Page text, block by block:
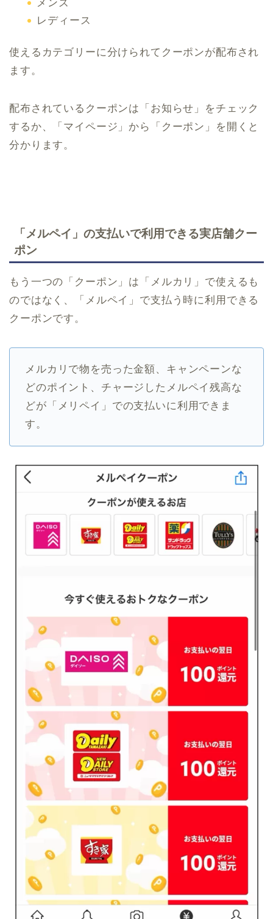
メンズ
レディース
使えるカテゴリーに分けられてクーポンが配布され
ます。
配布されているクーポンは「お知らせ」をチェック
するか、「マイページ」から「クーポン」を開くと
分かります。
「メルペイ」の支払いで利用できる実店舗クー
ポン
もう一つの「クーポン」は「メルカリ」で使えるも
のではなく、「メルペイ」で支払う時に利用できる
クーポンです。
メルカリで物を売った金額、キャンペーンな
どのポイント、チャージしたメルペイ残高な
どが「メリペイ」での支払いに利用できま
す。